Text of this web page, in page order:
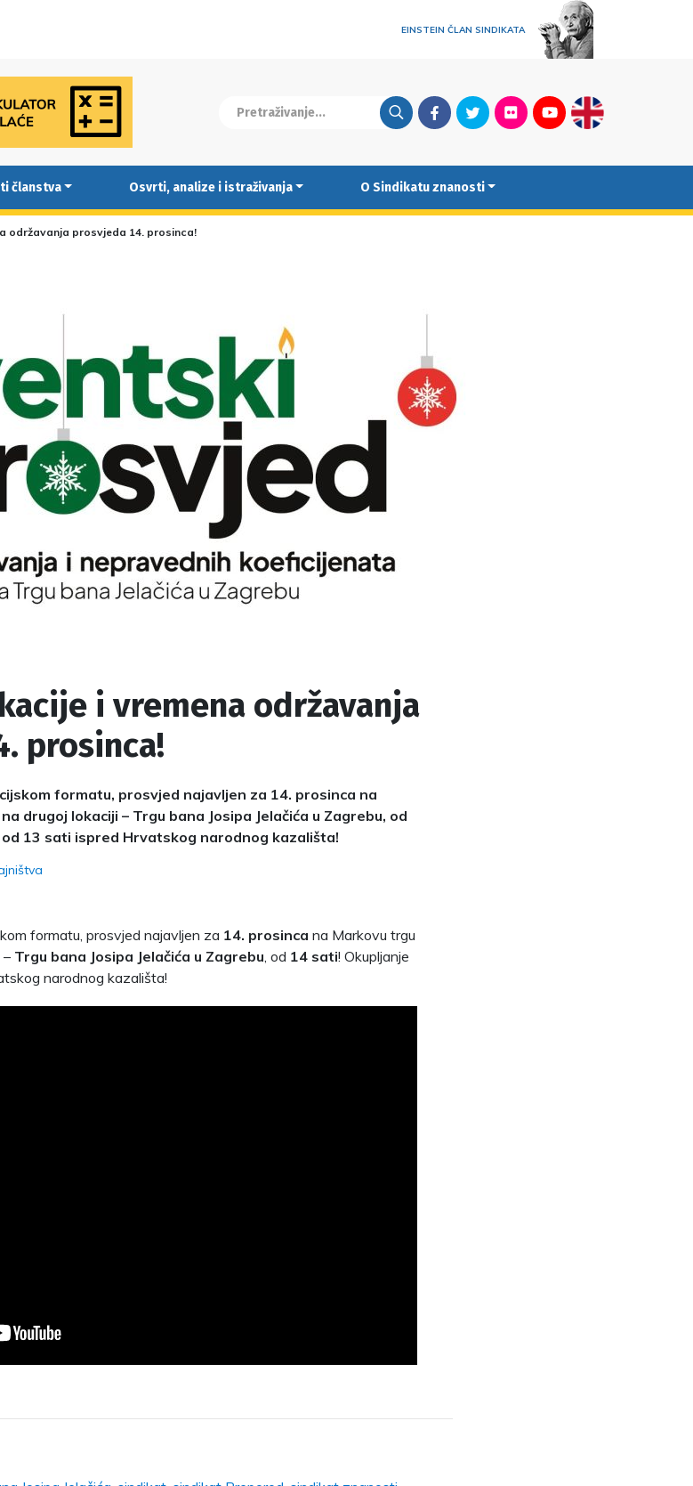
EINSTEIN ČLAN SINDIKATA
FacebookTwitterFlickrYoutubeEnglish
članstva Osvrti, analize i istraživanja O Sindikatu znanosti
održavanja prosvjeda 14. prosinca!
i vremena održavanja
prosinca!
formatu, prosvjed najavljen za 14. prosinca na
drugoj lokaciji – Trgu bana Josipa Jelačića u Zagrebu, od
13 sati ispred Hrvatskog narodnog kazališta!
formatu, prosvjed najavljen za 14. prosinca na Markovu trgu
– Trgu bana Josipa Jelačića u Zagrebu, od 14 sati! Okupljanje
narodnog kazališta!